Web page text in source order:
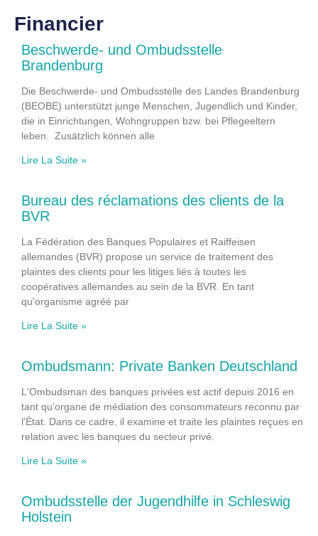
Financier
Beschwerde- und Ombudsstelle
Brandenburg
Die Beschwerde- und Ombudsstelle des Landes Brandenburg
(BEOBE) unterstützt junge Menschen, Jugendlich und Kinder,
die in Einrichtungen, Wohngruppen bzw. bei Pflegeeltern
leben. Zusätzlich können alle
Lire La Suite »
Bureau des réclamations des clients de la
BVR
La Fédération des Banques Populaires et Raiffeisen
allemandes (BVR) propose un service de traitement des
plaintes des clients pour les litiges liés à toutes les
coopératives allemandes au sein de la BVR. En tant
qu'organisme agréé par
Lire La Suite »
Ombudsmann: Private Banken Deutschland
L'Ombudsman des banques privées est actif depuis 2016 en
tant qu'organe de médiation des consommateurs reconnu par
l'État. Dans ce cadre, il examine et traite les plaintes reçues en
relation avec les banques du secteur privé.
Lire La Suite »
Ombudsstelle der Jugendhilfe in Schleswig
Holstein